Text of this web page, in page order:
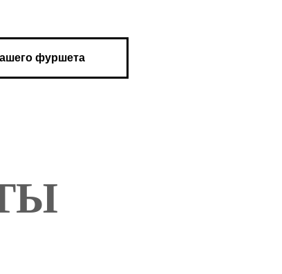
фуршета